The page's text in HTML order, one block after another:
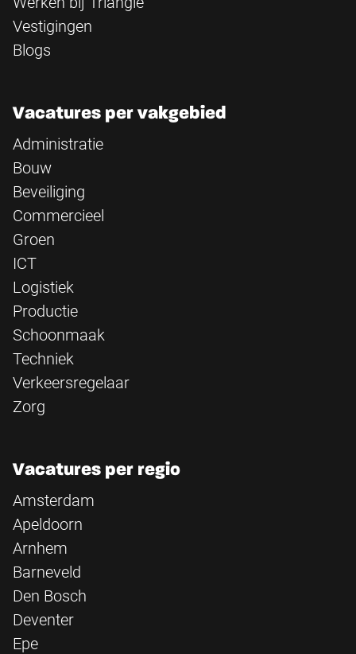
Vestigingen
Blogs
Vacatures per vakgebied
Administratie
Bouw
Beveiliging
Commercieel
Groen
ICT
Logistiek
Productie
Schoonmaak
Techniek
Verkeersregelaar
Zorg
Vacatures per regio
Amsterdam
Apeldoorn
Arnhem
Barneveld
Den Bosch
Deventer
Epe